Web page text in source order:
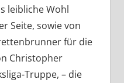
leibliche Wohl
Seite, sowie von
für die
Christopher
Truppe, – die